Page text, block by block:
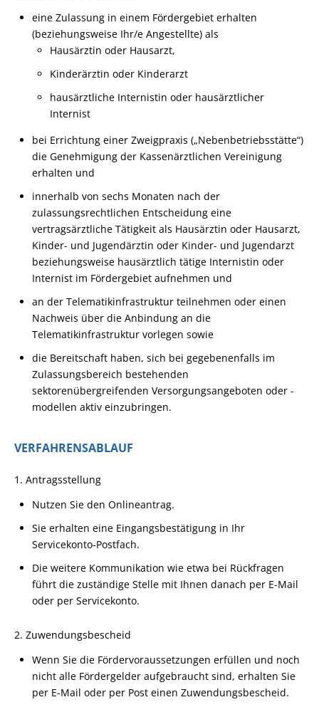
eine Zulassung in einem Fördergebiet erhalten
(beziehungsweise Ihr/e Angestellte)als
Hausärztin oder Hausarzt,
Kinderärztin oder Kinderarzt
hausärztliche Internistin oder hausärztlicher
Internist
bei Errichtung einer Zweigpraxis („Nebenbetriebsstätte“)
die Genehmigung der Kassenärztlichen Vereinigung
erhalten und
innerhalb von sechs Monaten nach der
zulassungsrechtlichen Entscheidung eine
vertragsärztliche Tätigkeit als Hausärztin oder Hausarzt,
Kinder- und Jugendärztin oder Kinder- und Jugendarzt
beziehungsweise hausärztlich tätige Internistin oder
Internist im Fördergebiet aufnehmen und
an der Telematikinfrastruktur teilnehmen oder einen
Nachweis über die Anbindung an die
Telematikinfrastruktur vorlegen sowie
die Bereitschaft haben, sich bei gegebenenfalls im
Zulassungsbereich bestehenden
sektorenübergreifenden Versorgungsangeboten oder -
modellen aktiv einzubringen.
VERFAHRENSABLAUF
1. Antragsstellung
Nutzen Sie den Onlineantrag.
Sie erhalten eine Eingangsbestätigung in Ihr
Servicekonto-Postfach.
Die weitere Kommunikation wie etwa bei Rückfragen
führt die zuständige Stelle mit Ihnen danach per E-Mail
oder per Servicekonto.
2. Zuwendungsbescheid
Wenn Sie die Fördervoraussetzungen erfüllen und noch
nicht alle Fördergelder aufgebraucht sind, erhalten Sie
per E-Mail oder per Post einen Zuwendungsbescheid.